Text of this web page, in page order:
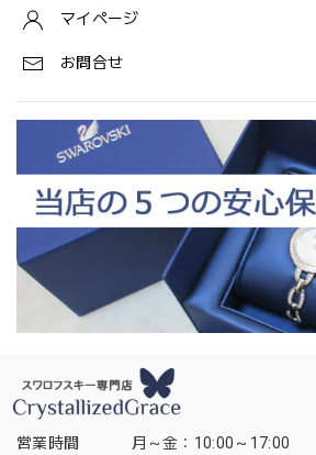
マイページ
お問合せ
営業時間
月～金：10:00～17:00